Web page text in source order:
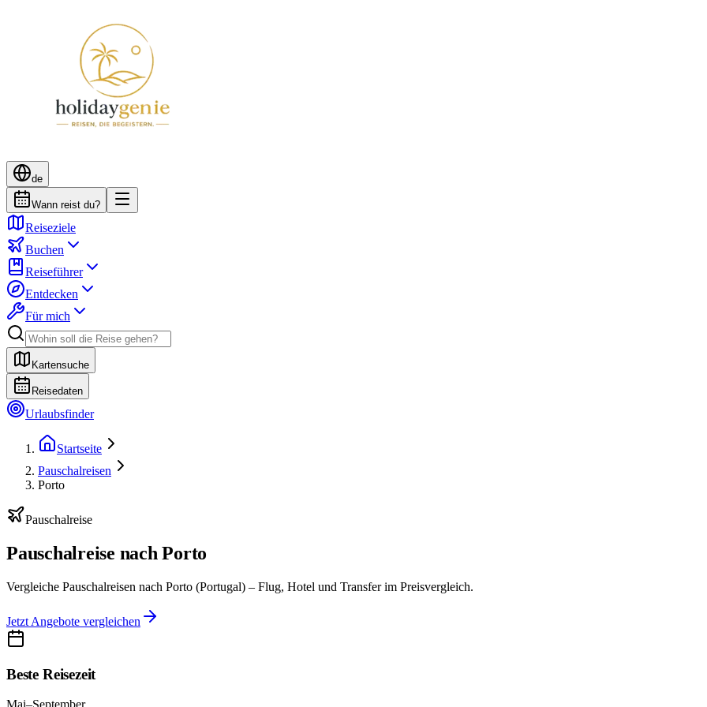
de
Wann reist du?
Reiseziele
Buchen
Reiseführer
Entdecken
Für mich
Kartensuche
Reisedaten
Urlaubsfinder
Startseite
Pauschalreisen
Porto
Pauschalreise
Pauschalreise nach Porto
Vergleiche Pauschalreisen nach Porto (Portugal) – Flug, Hotel und Transfer im Preisvergleich.
Jetzt Angebote vergleichen
Beste Reisezeit